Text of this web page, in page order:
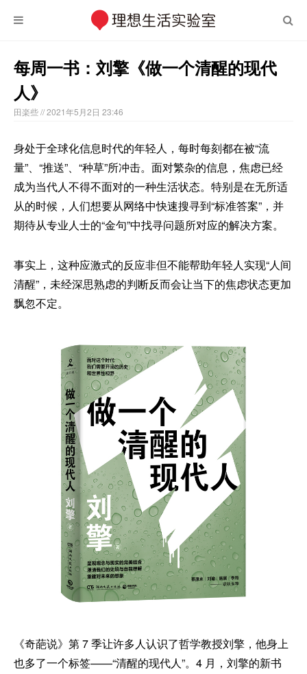
每周一书：刘擎《做一个清醒的现代
人》
田楽些// 2021年5月2日 23:46
身处于全球化信息时代的年轻人，每时每刻都在被“流
量”、“推送”、“种草”所冲击。面对繁杂的信息，焦虑已经
成为当代人不得不面对的一种生活状态。特别是在无所适
从的时候，人们想要从网络中快速搜寻到“标准答案”，并
期待从专业人士的“金句”中找寻问题所对应的解决方案。
事实上，这种应激式的反应非但不能帮助年轻人实现“人间
清醒”，未经深思熟虑的判断反而会让当下的焦虑状态更加
飘忽不定。
《奇葩说》第 7 季让许多人认识了哲学教授刘擎，他身上
也多了一个标签——“清醒的现代人”。4 月，刘擎的新书